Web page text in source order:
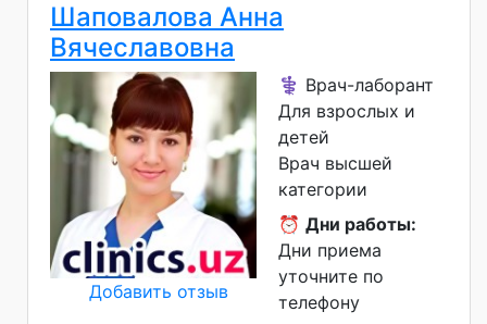
Шаповалова Анна
Вячеславовна
Добавить отзыв
⚕️ Врач-лаборант
Для взрослых и
детей
Врач высшей
категории
⏰ Дни работы:
Дни приема
уточните по
телефону